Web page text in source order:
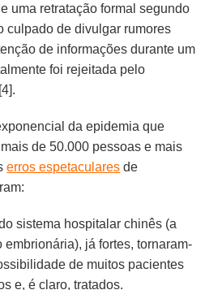
uma retratação formal segundo
culpado de divulgar rumores
de informações durante um
foi rejeitada pelo
[4].
da epidemia que
de 50.000 pessoas e mais
erros espetaculares de
sistema hospitalar chinês (a
embrionária), já fortes, tornaram-
de muitos pacientes
e, é claro, tratados.